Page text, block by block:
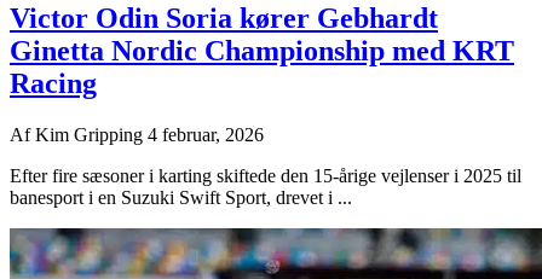
Victor Odin Soria kører Gebhardt
Ginetta Nordic Championship med KRT
Racing
AfKim Gripping 4 februar, 2026
Efter fire sæsoner i karting skiftede den 15-årige vejlenser i 2025 til
banesport i en Suzuki Swift Sport, drevet i ...